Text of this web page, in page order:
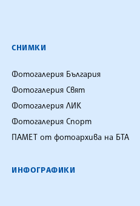
СНИМКИ
Фотогалерия България
Фотогалерия Свят
Фотогалерия ЛИК
Фотогалерия Спорт
ПАМЕТ от фотоархива на БТА
ИНФОГРАФИКИ